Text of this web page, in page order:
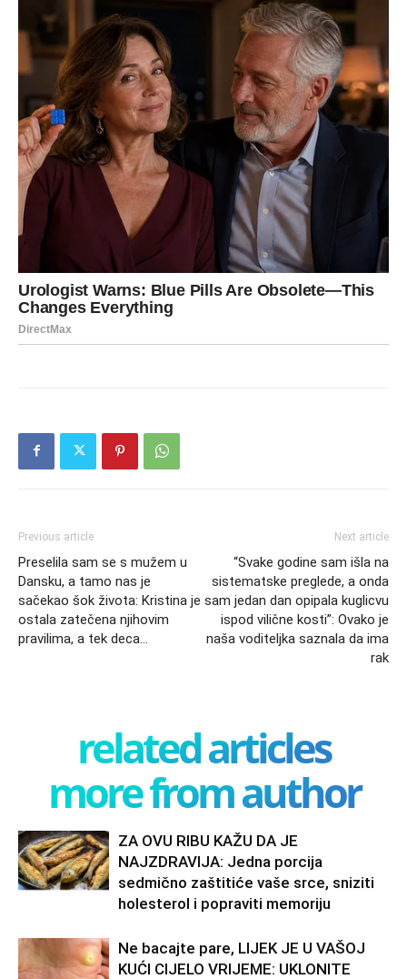
Previous article
Preselila sam se s mužem u
Dansku, a tamo nas je
sačekao šok života: Kristina je
ostala zatečena njihovim
pravilima, a tek deca…
Next article
“Svake godine sam išla na
sistematske preglede, a onda
sam jedan dan opipala kuglicvu
ispod vilične kosti”: Ovako je
naša voditeljka saznala da ima
rak
related articles
more from author
ZA OVU RIBU KAŽU DA JE
NAJZDRAVIJA: Jedna porcija
sedmično zaštitiće vaše srce, sniziti
holesterol i popraviti memoriju
Ne bacajte pare, LIJEK JE U VAŠOJ
KUĆI CIJELO VRIJEME: UKLONITE